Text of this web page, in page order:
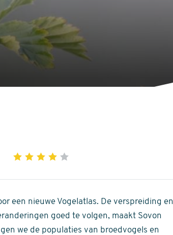
1 2 3 4
of
5
stars
een nieuwe Vogelatlas. De verspreiding en
goed te volgen, maakt Sovon
we de populaties van broedvogels en